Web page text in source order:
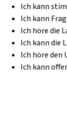
Ich kann
Ich kann
Ich höre die
Ich kann die
Ich höre den
Ich kann